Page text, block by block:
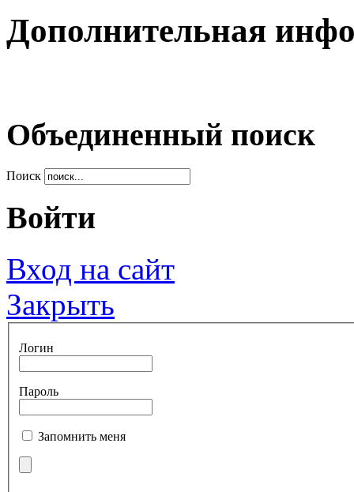
Дополнительная
Объединенный поиск
Поиск
Войти
Вход на сайт
Закрыть
Логин
Пароль
Запомнить меня